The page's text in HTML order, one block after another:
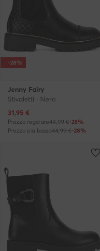
-28%
Jenny Fairy
Stivaletti · Nero
Prezzo attuale
31,95 €
Prezzo regolare44,99 €-28%
Prezzo più basso44,99 €-28%